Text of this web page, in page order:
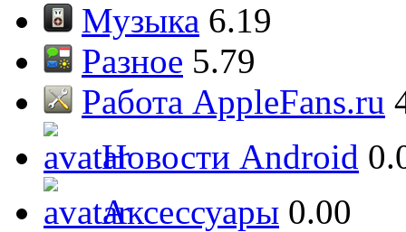
Музыка 6.19
Разное 5.79
Работа AppleFans.ru
Новости Android
Аксессуары 0.00